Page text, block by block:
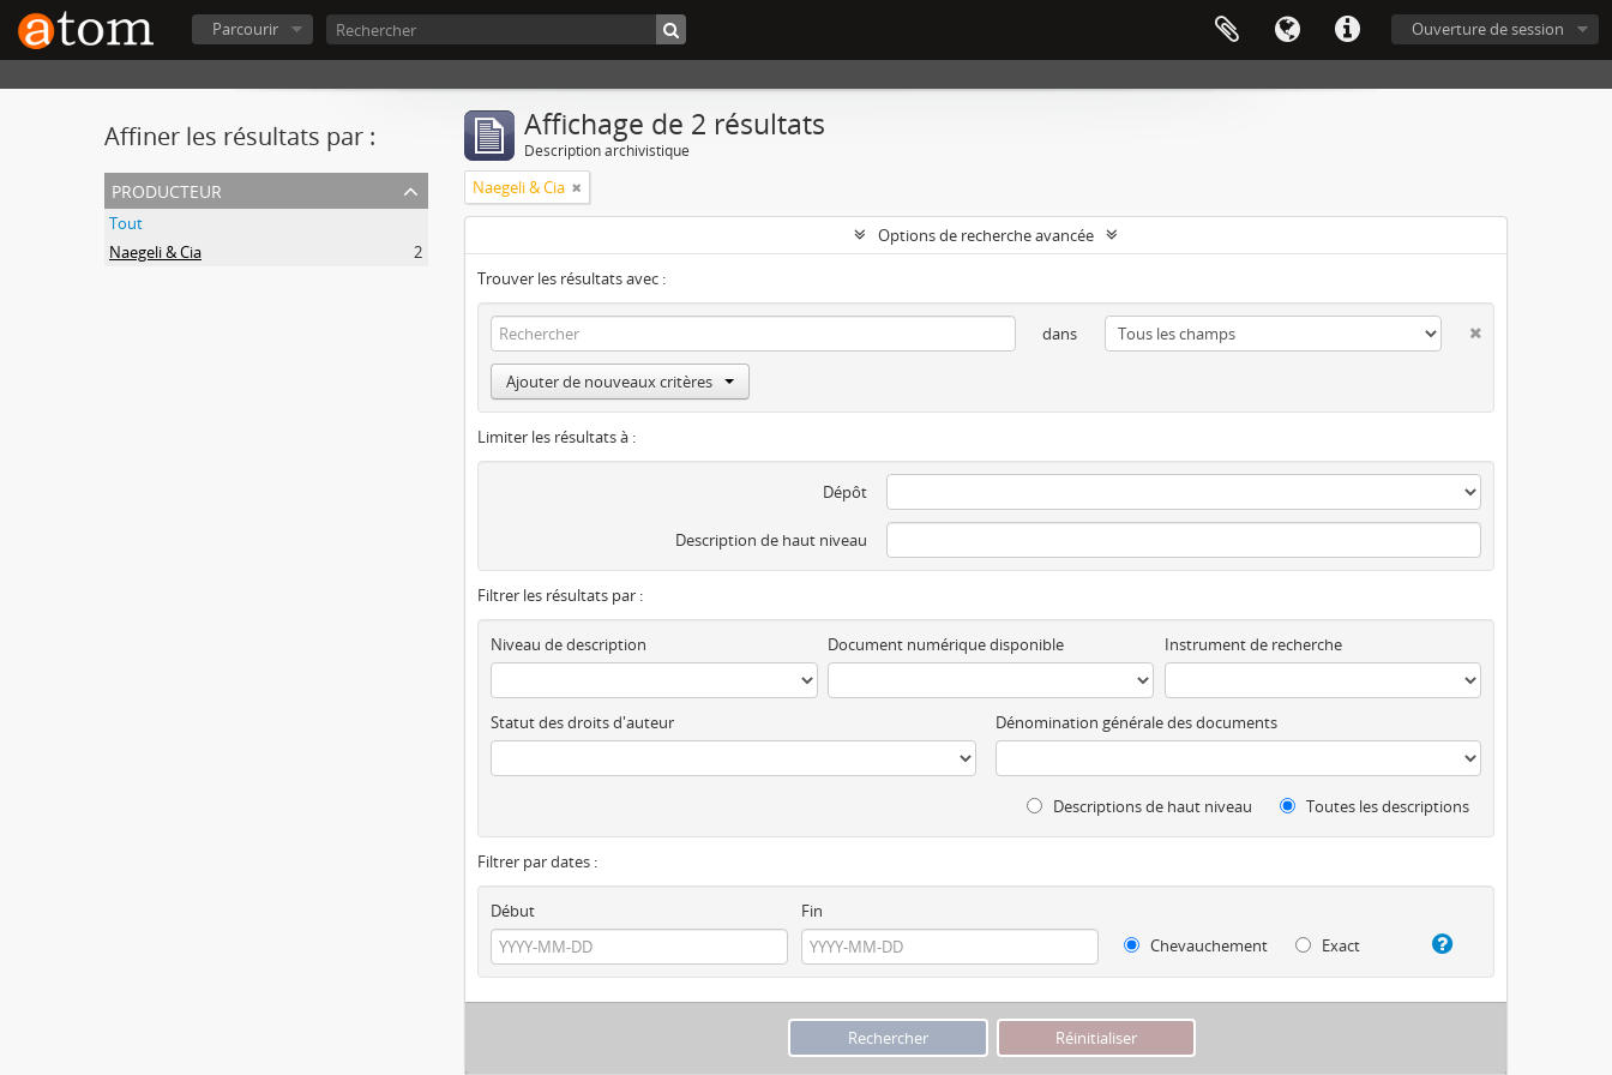
Ouverture de session
Parcourir
Affiner les résultats par :
producteur
Tout
Naegeli & Cia
2
Affichage de 2 résultats
Description archivistique
Naegeli & Cia
Options de recherche avancée
Trouver les résultats avec :
dans
Ajouter de nouveaux critères
Limiter les résultats à :
Dépôt
Description de haut niveau
Filtrer les résultats par :
Niveau de description Document numérique disponible Instrument de recherche
Statut des droits d'auteur Dénomination générale des documents
Descriptions de haut niveau Toutes les descriptions
Filtrer par dates :
Début
Fin
Chevauchement
Exact